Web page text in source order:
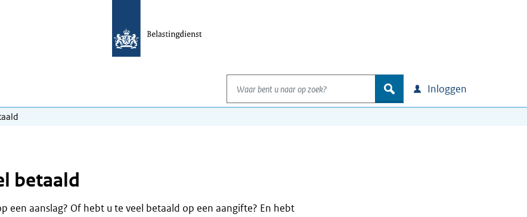
Waar bent u naar op zoek?
zoek Inloggen
betaald
een aanslag? Of hebt u te veel betaald op een aangifte? En hebt